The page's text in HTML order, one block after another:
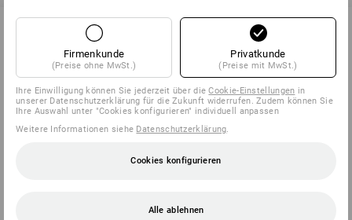
SERVICE 02 400 27 64
SERVICE
Firmenkunde
(Preise ohne MwSt.)
Privatkunde
(Preise mit MwSt.)
Ihre Einwilligung können Sie jederzeit über dieCookie-Einstellungen in
unserer Datenschutzerklärung für die Zukunft widerrufen. Zudem können Sie
Ihre Auswahl unter "Cookies konfigurieren" individuell anpassen
Weitere Informationen siehe Datenschutzerklärung
Cookies konfigurieren
Alle ablehnen